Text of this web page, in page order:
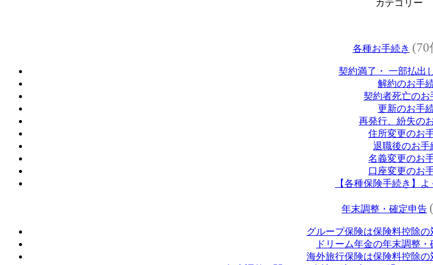
カテゴリー
各種お手続き (70
契約満了・ 一部払出
解約のお手
契約者死亡のお
更新のお手
再発行、紛失の
住所変更のお
退職後のお手
名義変更のお
口座変更のお
【各種保険手続き】
年末調整・確定申告
グループ保険は保険料控除の
ドリーム年金の年末調整
海外旅行保険は保険料控除の